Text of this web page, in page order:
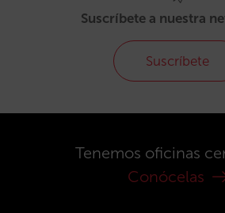
Suscríbete a nuestra
Suscríbete
Tenemos oficinas
Conócelas